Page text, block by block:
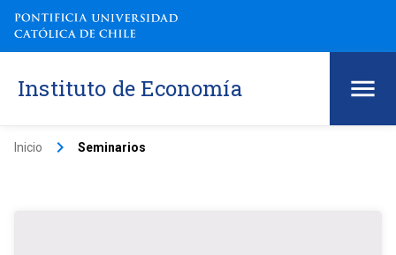
Instituto de Economía
Inicio keyboard_arrow_right Seminarios